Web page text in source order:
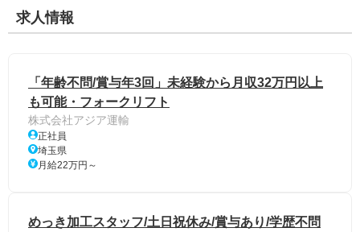
求人情報
「年齢不問/賞与年3回」未経験から月収32万円以上
も可能・フォークリフト
株式会社アジア運輸
正社員
埼玉県
月給22万円～
めっき加工スタッフ/土日祝休み/賞与あり/学歴不問